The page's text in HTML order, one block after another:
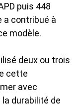
puis 448
a contribué à
modèle.
deux ou trois
cette
avec
durabilité de